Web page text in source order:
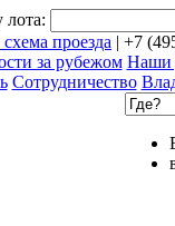
проезда | +7
за рубежом Наши
Сотрудничество